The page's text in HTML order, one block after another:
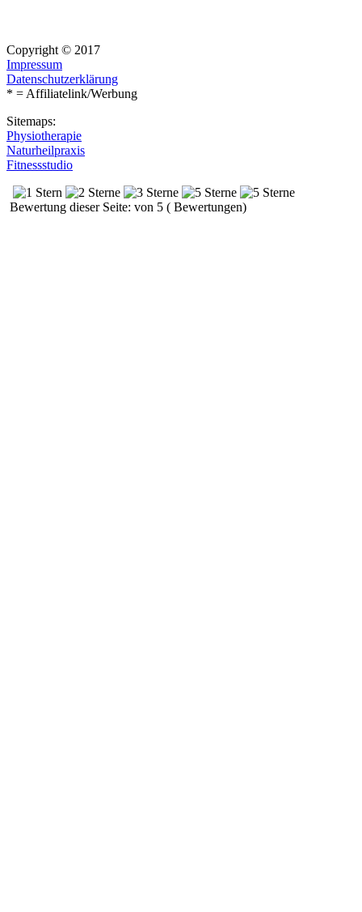
Copyright © 2017
Impressum
Datenschutzerklärung
* = Affiliatelink/Werbung
Sitemaps:
Physiotherapie
Naturheilpraxis
Fitnessstudio
Bewertung dieser Seite: von 5 ( Bewertungen)